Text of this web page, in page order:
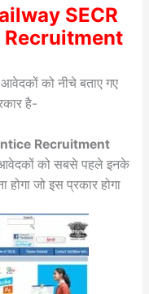
SECR
को नीचे बताए गए
है-
Recruitment
को सबसे पहले इनके
जो इस प्रकार होगा